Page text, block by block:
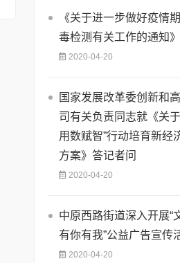
《关于进一步做好疫情
毒检测有关工作的通知
2020-04-20
国家发展改革委创新和
司有关负责同志就《关
用数赋智”行动培育新经
方案》答记者问
2020-04-20
中原西路街道深入开展“
有你有我”公益广告宣传
2020-04-20